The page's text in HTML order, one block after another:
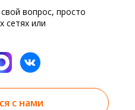
вопрос, просто
сетях или
с нами